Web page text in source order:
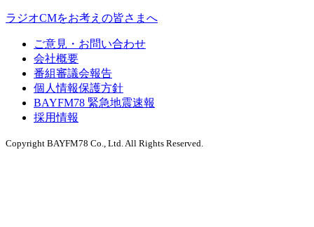
ラジオCMをお考えの皆さまへ
ご意見・お問い合わせ
会社概要
番組審議会報告
個人情報保護方針
BAYFM78 緊急地震速報
採用情報
Copyright BAYFM78 Co., Ltd. All Rights Reserved.